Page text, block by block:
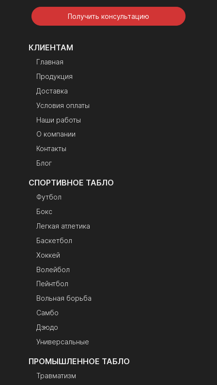
Получить консультацию
КЛИЕНТАМ
Главная
Продукция
Доставка
Условия оплаты
Наши работы
О компании
Контакты
Блог
СПОРТИВНОЕ ТАБЛО
Футбол
Бокс
Легкая атлетика
Баскетбол
Хоккей
Волейбол
Пейнтбол
Вольная борьба
Самбо
Дзюдо
Универсальные
ПРОМЫШЛЕННОЕ ТАБЛО
Травматизм